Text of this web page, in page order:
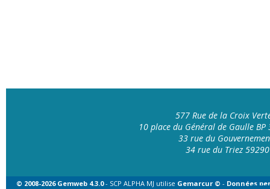
577 Rue de la Croix
10 place du Général de Gaulle BP
33 rue du
34 rue du Triez 59290
© 2008-2026 Gemweb 4.3.0- SCP ALPHA MJ utilise Gemarcur © - Données